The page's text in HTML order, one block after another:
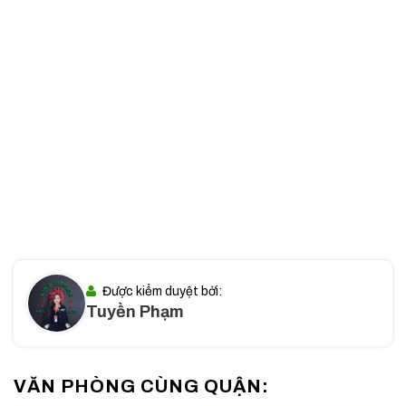
nghiệp khi thuê văn phòng tại đây.
Được kiểm duyệt bởi:
Tuyền Phạm
VĂN PHÒNG CÙNG QUẬN: